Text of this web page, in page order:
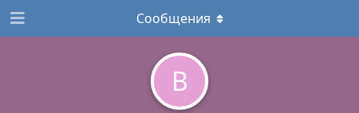
В
Сообщения